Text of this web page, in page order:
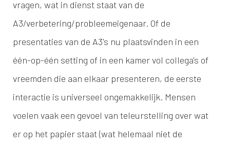
vragen, wat in dienst staat van de
A3/verbetering/probleemeigenaar. Of de
presentaties van de A3's nu plaatsvinden in een
één-op-één setting of in een kamer vol collega's of
vreemden die aan elkaar presenteren, de eerste
interactie is universeel ongemakkelijk. Mensen
voelen vaak een gevoel van teleurstelling over wat
er op het papier staat (wat helemaal niet de